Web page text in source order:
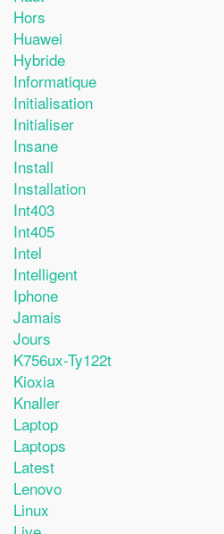
Hors
Huawei
Hybride
Informatique
Initialisation
Initialiser
Insane
Install
Installation
Int403
Int405
Intel
Intelligent
Iphone
Jamais
Jours
K756ux-Ty122t
Kioxia
Knaller
Laptop
Laptops
Latest
Lenovo
Linux